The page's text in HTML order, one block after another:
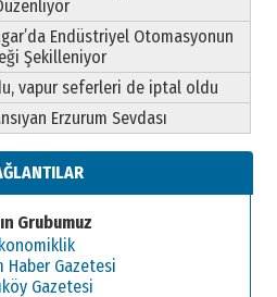
Endüstriyel Otomasyonun
Şekilleniyor
vapur seferleri de iptal oldu
Erzurum Sevdası
Grubumuz
Haber Gazetesi
Gazetesi